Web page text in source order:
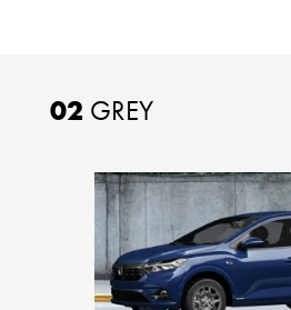
02 GREY